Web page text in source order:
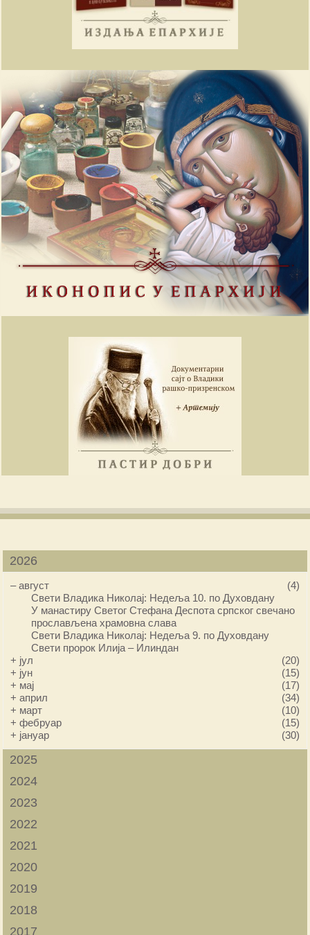
2026
–август
(4)
Свети Владика Николај: Недеља 10. по Духовдану
У манастиру Светог Стефана Деспота српског свечано
прослављена храмовна слава
Свети Владика Николај: Недеља 9. по Духовдану
Свети пророк Илија – Илиндан
+ јул
(20)
+ јун
(15)
+ мај
(17)
+април
(34)
+ март
(10)
+фебруар
(15)
+ јануар (30)
2025
2024
2023
2022
2021
2020
2019
2018
2017